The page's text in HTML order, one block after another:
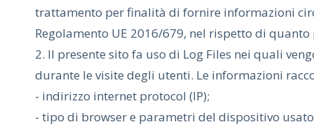
trattamento per finalità di fornire informazioni
Regolamento UE 2016/679, nel rispetto di
2. Il presente sito fa uso di Log Files nei quali
durante le visite degli utenti. Le informazioni
- indirizzo internet protocol (IP);
- tipo di browser e parametri del dispositivo